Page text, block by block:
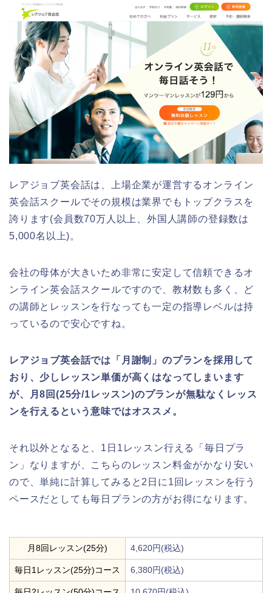
レアジョブ英会話は、上場企業が運営するオンライン
英会話スクールでその規模は業界でもトップクラスを
誇ります(会員数70万人以上、外国人講師の登録数は
5,000名以上)。
会社の母体が大きいため非常に安定して信頼できるオ
ンライン英会話スクールですので、教材数も多く、ど
の講師とレッスンを行なっても一定の指導レベルは持
っているので安心ですね。
レアジョブ英会話では「月謝制」のプランを採用して
おり、少しレッスン単価が高くはなってしまいます
が、月8回(25分/1レッスン)のプランが無駄なくレッス
ンを行えるという意味ではオススメ。
それ以外となると、1日1レッスン行える「毎日プラ
ン」なりますが、こちらのレッスン料金がかなり安い
ので、単純に計算してみると2日に1回レッスンを行う
ペースだとしても毎日プランの方がお得になります。
月8回レッスン(25分) 4,620円(税込)
毎日1レッスン(25分)コース 6,380円(税込)